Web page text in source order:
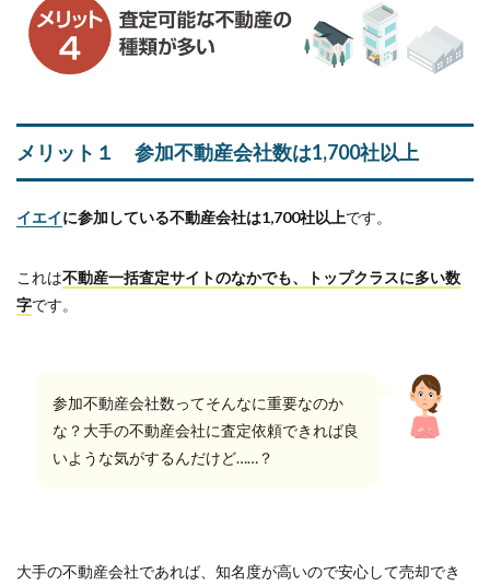
メリット１ 参加不動産会社数は1,700社以上
イエイに参加している不動産会社は1,700社以上です。
これは不動産一括査定サイトのなかでも、トップクラスに多い数
字です。
参加不動産会社数ってそんなに重要なのか
な？大手の不動産会社に査定依頼できれば良
いような気がするんだけど……？
大手の不動産会社であれば、知名度が高いので安心して売却でき